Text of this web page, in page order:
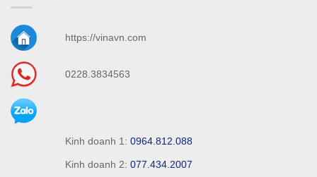
https://vinavn.com
0228.3834563
Kinh doanh 1:0964.812.088
Kinh doanh 2:077.434.2007